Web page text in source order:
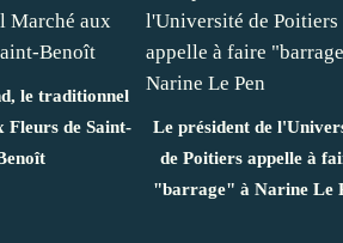
le traditionnel
Fleurs de Saint-
Le président de
de Poitiers appelle à
"barrage" à Narine Le